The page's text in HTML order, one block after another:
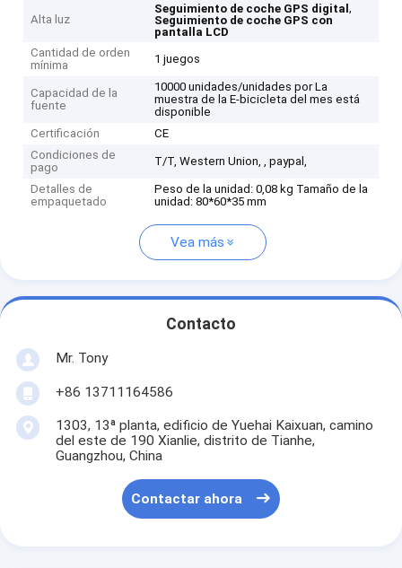
Alta luz
Seguimiento de coche GPS digital,
Seguimiento de coche GPS con
pantalla LCD
Cantidad de orden
mínima
1 juegos
Capacidad de la
fuente
10000 unidades/unidades por La
muestra de la E-bicicleta del mes está
disponible
Certificación
CE
Condiciones de
pago
T/T, Western Union, , paypal,
Detalles de
empaquetado
Peso de la unidad: 0,08 kg Tamaño de la
unidad: 80*60*35 mm
Vea más
Contacto
Mr. Tony
+86 13711164586
1303, 13ª planta, edificio de Yuehai Kaixuan, camino
del este de 190 Xianlie, distrito de Tianhe,
Guangzhou, China
Contactar ahora